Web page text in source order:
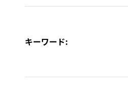
キーワード: